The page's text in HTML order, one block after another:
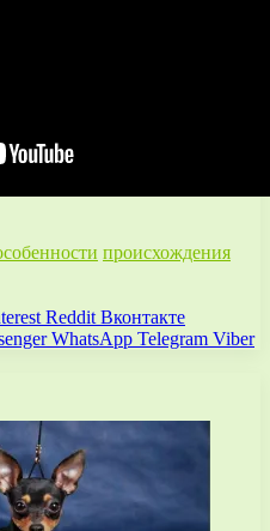
происхождения
Reddit Вконтакте
WhatsApp Telegram Viber